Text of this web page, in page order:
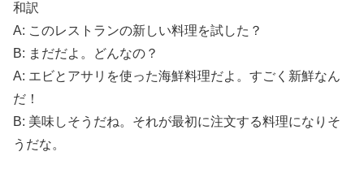
和訳
A: このレストランの新しい料理を試した？
B: まだだよ。どんなの？
A: エビとアサリを使った海鮮料理だよ。すごく新鮮なん
だ！
B: 美味しそうだね。それが最初に注文する料理になりそ
うだな。